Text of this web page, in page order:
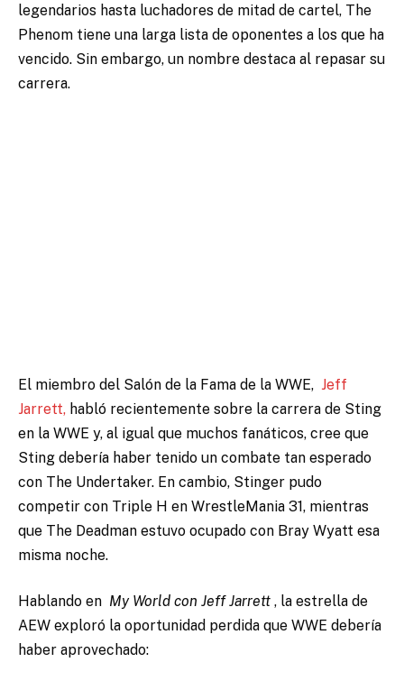
legendarios hasta luchadores de mitad de cartel, The
Phenom tiene una larga lista de oponentes a los que ha
vencido. Sin embargo, un nombre destaca al repasar su
carrera.
El miembro del Salón de la Fama de la WWE, Jeff
Jarrett, habló recientemente sobre la carrera de Sting
en la WWE y, al igual que muchos fanáticos, cree que
Sting debería haber tenido un combate tan esperado
con The Undertaker. En cambio, Stinger pudo
competir con Triple H en WrestleMania 31, mientras
que The Deadman estuvo ocupado con Bray Wyatt esa
misma noche.
Hablando en My World con Jeff Jarrett , la estrella de
AEW exploró la oportunidad perdida que WWE debería
haber aprovechado: